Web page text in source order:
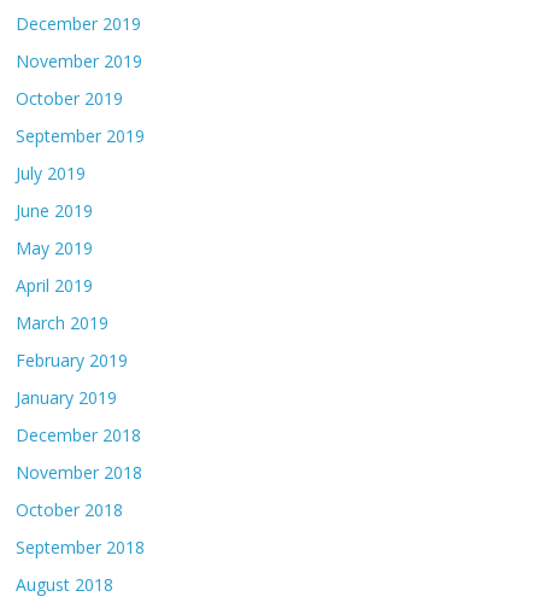
December 2019
November 2019
October 2019
September 2019
July 2019
June 2019
May 2019
April 2019
March 2019
February 2019
January 2019
December 2018
November 2018
October 2018
September 2018
August 2018